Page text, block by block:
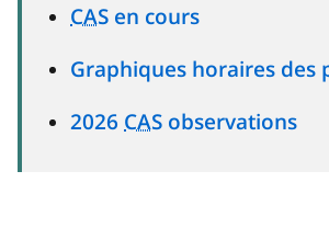
CAS en cours
Graphiques horaires des
2026 CAS observations